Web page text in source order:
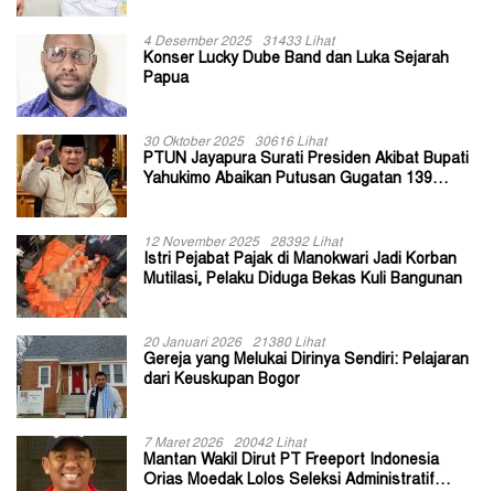
4 Desember 2025 31433 Lihat
Konser Lucky Dube Band dan Luka Sejarah
Papua
30 Oktober 2025 30616 Lihat
PTUN Jayapura Surati Presiden Akibat Bupati
Yahukimo Abaikan Putusan Gugatan 139
12 November 2025 28392 Lihat
Istri Pejabat Pajak di Manokwari Jadi Korban
Mutilasi, Pelaku Diduga Bekas Kuli Bangunan
20 Januari 2026 21380 Lihat
Gereja yang Melukai Dirinya Sendiri: Pelajaran
dari Keuskupan Bogor
7 Maret 2026 20042 Lihat
Mantan Wakil Dirut PT Freeport Indonesia
Orias Moedak Lolos Seleksi Administratif